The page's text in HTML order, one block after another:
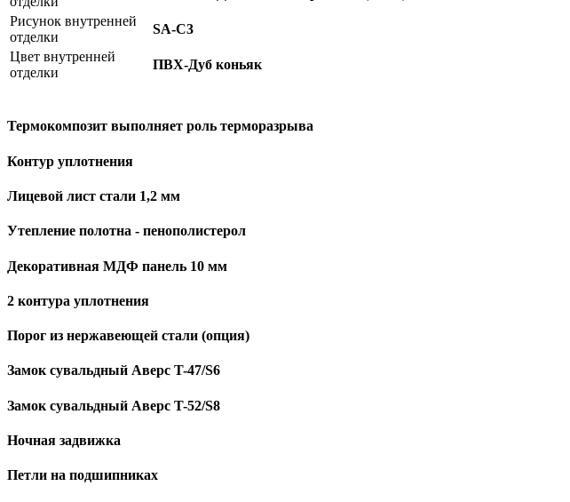
Рисунок внутренней
отделки
SA-C3
Цвет внутренней
отделки
ПВХ-Дуб коньяк
Термокомпозит выполняет роль терморазрыва
Контур уплотнения
Лицевой лист стали 1,2 мм
Утепление полотна - пенополистерол
Декоративная МДФ панель 10 мм
2 контура уплотнения
Порог из нержавеющей стали (опция)
Замок сувальдный Аверс T-47/S6
Замок сувальдный Аверс T-52/S8
Ночная задвижка
Петли на подшипниках